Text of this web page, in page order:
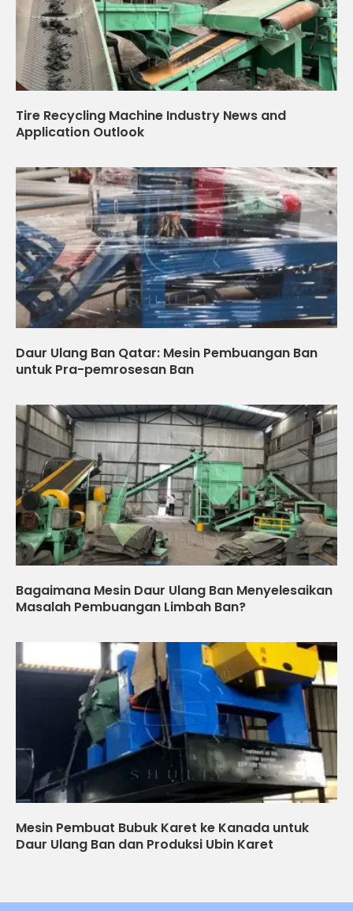
Tire Recycling Machine Industry News and
Application Outlook
Daur Ulang Ban Qatar: Mesin Pembuangan Ban
untuk Pra-pemrosesan Ban
Bagaimana Mesin Daur Ulang Ban Menyelesaikan
Masalah Pembuangan Limbah Ban?
Mesin Pembuat Bubuk Karet ke Kanada untuk
Daur Ulang Ban dan Produksi Ubin Karet